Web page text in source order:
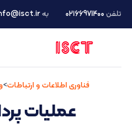
تلفن ۰۲۱66971400 به
فناوری اطلاعات و ارتباطات>
عملیات